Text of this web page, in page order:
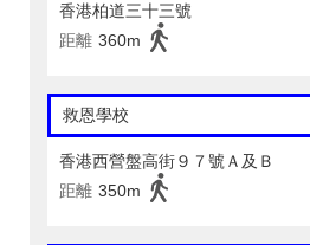
香港柏道三十三號
距離 360m
救恩學校
香港西營盤高街９７號Ａ及Ｂ
距離 350m